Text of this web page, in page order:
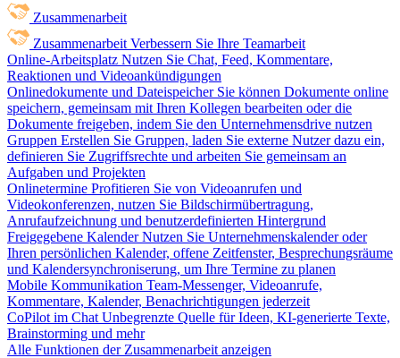
Zusammenarbeit
Zusammenarbeit Verbessern Sie Ihre Teamarbeit
Online-Arbeitsplatz Nutzen Sie Chat, Feed, Kommentare,
Reaktionen und Videoankündigungen
Onlinedokumente und Dateispeicher Sie können Dokumente online
speichern, gemeinsam mit Ihren Kollegen bearbeiten oder die
Dokumente freigeben, indem Sie den Unternehmensdrive nutzen
Gruppen Erstellen Sie Gruppen, laden Sie externe Nutzer dazu ein,
definieren Sie Zugriffsrechte und arbeiten Sie gemeinsam an
Aufgaben und Projekten
Onlinetermine Profitieren Sie von Videoanrufen und
Videokonferenzen, nutzen Sie Bildschirmübertragung,
Anrufaufzeichnung und benutzerdefinierten Hintergrund
Freigegebene Kalender Nutzen Sie Unternehmenskalender oder
Ihren persönlichen Kalender, offene Zeitfenster, Besprechungsräume
und Kalendersynchroniserung, um Ihre Termine zu planen
Mobile Kommunikation Team-Messenger, Videoanrufe,
Kommentare, Kalender, Benachrichtigungen jederzeit
CoPilot im Chat Unbegrenzte Quelle für Ideen, KI-generierte Texte,
Brainstorming und mehr
Alle Funktionen der Zusammenarbeit anzeigen